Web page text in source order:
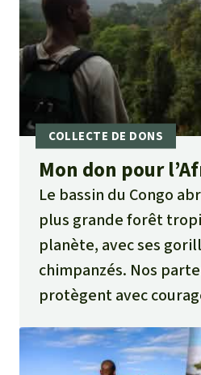
Mon don pour
Le bassin du Congo
plus grande forêt
planète, avec ses
chimpanzés. Nos
protègent avec